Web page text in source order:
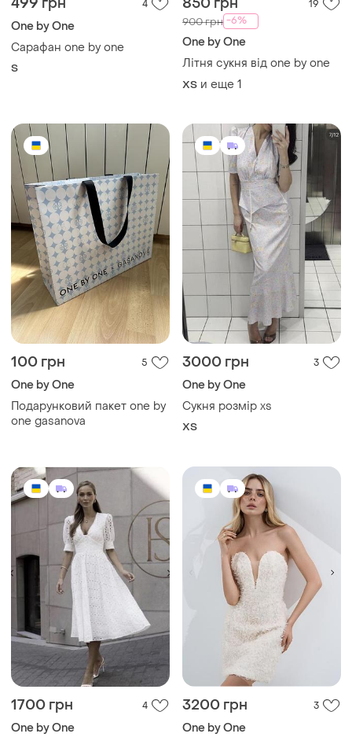
4
One by One
Сарафан one by one
S
19
900 грн -6%
One by One
Літня сукня від one by one
ХS и еще 1
100 грн 5
One by One
Подарунковий пакет one by
one gasanova
3000 грн 3
One by One
Сукня розмір xs
ХS
1700 грн 4
One by One
3200 грн 3
One by One